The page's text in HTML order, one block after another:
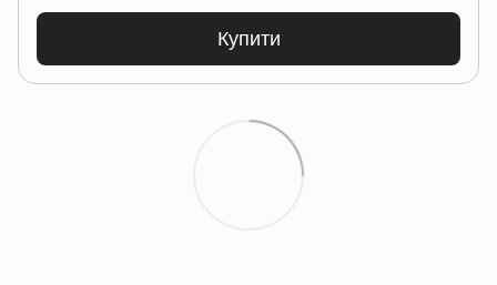
Купити